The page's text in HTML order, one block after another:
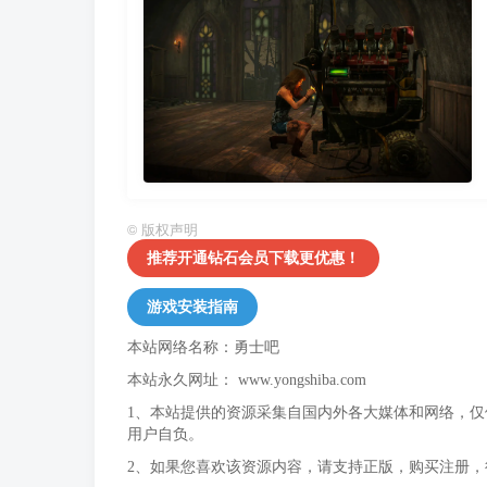
© 版权声明
推荐开通钻石会员下载更优惠！
游戏安装指南
本站网络名称：勇士吧
本站永久网址： www.yongshiba.com
1、本站提供的资源采集自国内外各大媒体和网络，
用户自负。
2、如果您喜欢该资源内容，请支持正版，购买注册